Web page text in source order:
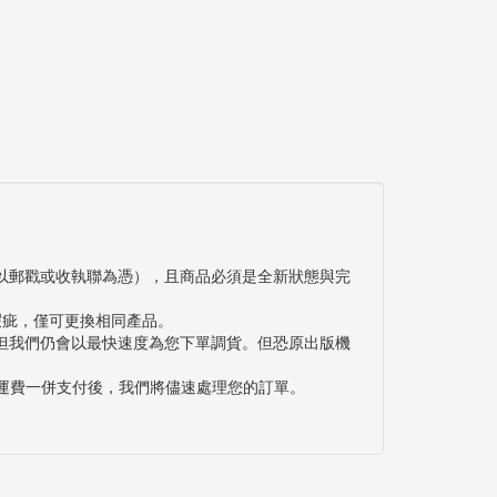
戳或收執聯為憑），且商品必須是全新狀態與完
，僅可更換相同產品。
們仍會以最快速度為您下單調貨。但恐原出版機
一併支付後，我們將儘速處理您的訂單。